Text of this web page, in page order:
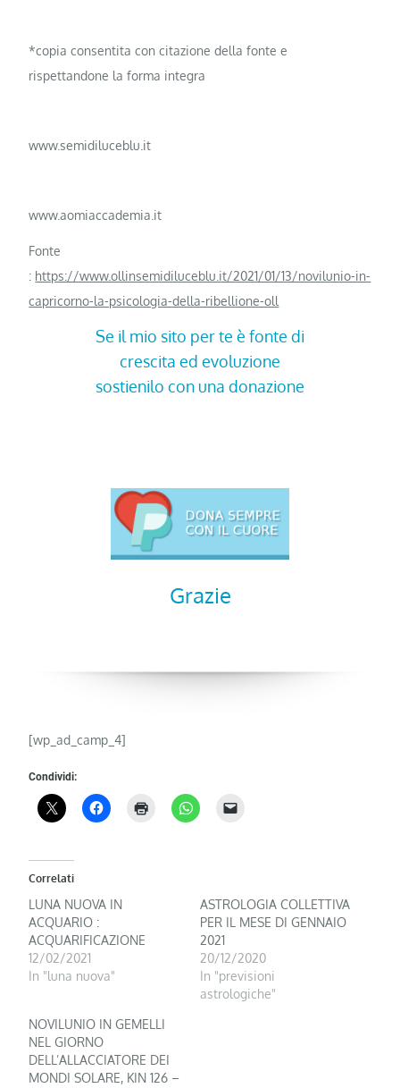
*copia consentita con citazione della fonte e
rispettandone la forma integra
www.semidiluceblu.it
www.aomiaccademia.it
Fonte
: https://www.ollinsemidiluceblu.it/2021/01/13/novilunio-in-
capricorno-la-psicologia-della-ribellione-oll
Se il mio sito per te è fonte di
crescita ed evoluzione
sostienilo con una donazione
Grazie
[wp_ad_camp_4]
Condividi:
Correlati
LUNA NUOVA IN
ACQUARIO :
ACQUARIFICAZIONE
12/02/2021
In "luna nuova"
ASTROLOGIA COLLETTIVA
PER IL MESE DI GENNAIO
2021
20/12/2020
In "previsioni
astrologiche"
NOVILUNIO IN GEMELLI
NEL GIORNO
DELL’ALLACCIATORE DEI
MONDI SOLARE, KIN 126 –